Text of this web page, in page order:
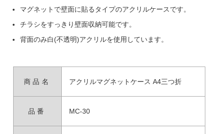
マグネットで壁面に貼るタイプのアクリルケースです。
チラシをすっきり壁面収納可能です。
背面のみ白(不透明)アクリルを使用しています。
商品名 アクリルマグネットケース A4三つ折
品番 MC-30